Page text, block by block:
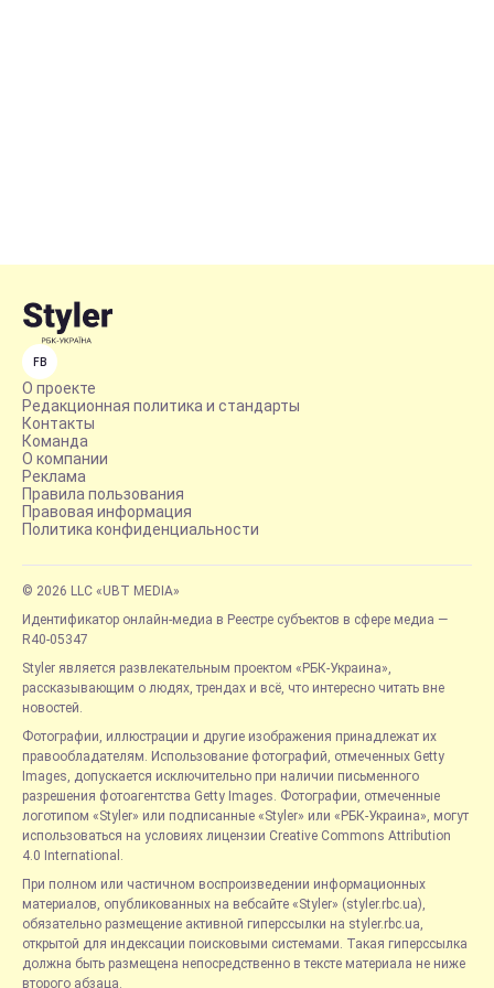
FB
О проекте
Редакционная политика и стандарты
Контакты
Команда
О компании
Реклама
Правила пользования
Правовая информация
Политика конфиденциальности
© 2026 LLC «UBT MEDIA»
Идентификатор онлайн-медиа в Реестре субъектов в сфере медиа —
R40-05347
Styler является развлекательным проектом «РБК-Украина»,
рассказывающим о людях, трендах и всё, что интересно читать вне
новостей.
Фотографии, иллюстрации и другие изображения принадлежат их
правообладателям. Использование фотографий, отмеченных Getty
Images, допускается исключительно при наличии письменного
разрешения фотоагентства Getty Images. Фотографии, отмеченные
логотипом «Styler» или подписанные «Styler» или «РБК-Украина», могут
использоваться на условиях лицензии Creative Commons Attribution
4.0 International.
При полном или частичном воспроизведении информационных
материалов, опубликованных на вебсайте «Styler» (styler.rbc.ua),
обязательно размещение активной гиперссылки на styler.rbc.ua,
открытой для индексации поисковыми системами. Такая гиперссылка
должна быть размещена непосредственно в тексте материала не ниже
второго абзаца.